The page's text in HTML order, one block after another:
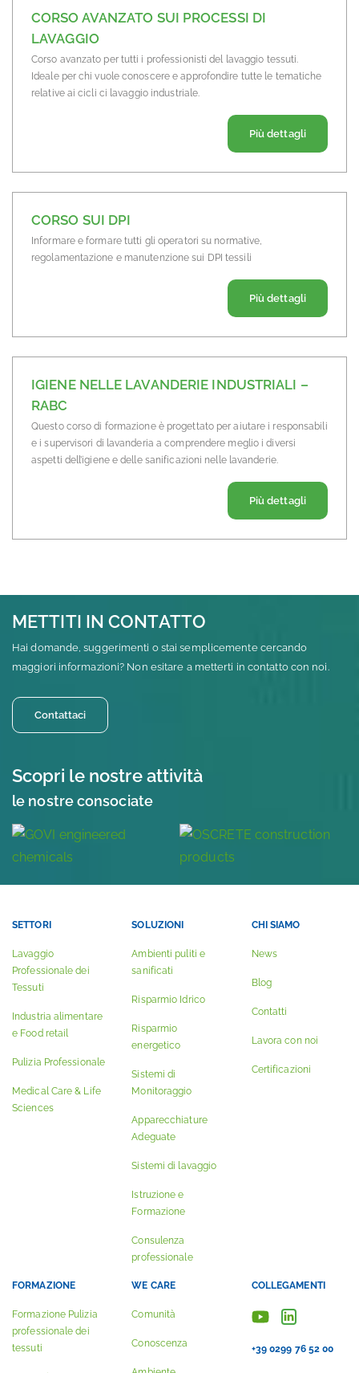
CORSO AVANZATO SUI PROCESSI DI
LAVAGGIO
Corso avanzato per tutti i professionisti del lavaggio tessuti.
Ideale per chi vuole conoscere e approfondire tutte le tematiche
relative ai cicli ci lavaggio industriale.
Più dettagliRiguardo
CORSO SUI DPI
Informare e formare tutti gli operatori su normative,
regolamentazione e manutenzione sui DPI tessili
Più dettagliRiguardo
IGIENE NELLE LAVANDERIE INDUSTRIALI –
RABC
Questo corso di formazione è progettato per aiutare i responsabili
e i supervisori di lavanderia a comprendere meglio i diversi
aspetti dell’igiene e delle sanificazioni nelle lavanderie.
Più dettagliRiguardo
METTITI IN CONTATTO
Hai domande, suggerimenti o stai semplicemente cercando
maggiori informazioni? Non esitare a metterti in contatto con noi.
Contattaci
Scopri le nostre attività
le nostre consociate
SETTORI
Lavaggio
Professionale dei
Tessuti
Industria alimentare
e Food retail
Pulizia Professionale
Medical Care & Life
Sciences
SOLUZIONI
Ambienti puliti e
sanificati
Risparmio Idrico
Risparmio
energetico
Sistemi di
Monitoraggio
Apparecchiature
Adeguate
Sistemi di lavaggio
Istruzione e
Formazione
Consulenza
professionale
CHI SIAMO
News
Blog
Contatti
Lavora con noi
Certificazioni
FORMAZIONE
Formazione Pulizia
professionale dei
tessuti
WE CARE
Comunità
Conoscenza
COLLEGAMENTI
+39 0299 76 52 00